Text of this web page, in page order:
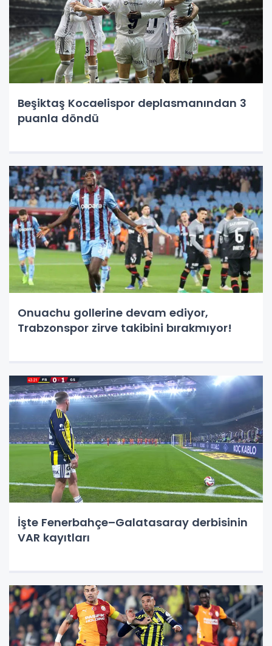
Beşiktaş Kocaelispor deplasmanından 3
puanla döndü
Onuachu gollerine devam ediyor,
Trabzonspor zirve takibini bırakmıyor!
İşte Fenerbahçe–Galatasaray derbisinin
VAR kayıtları